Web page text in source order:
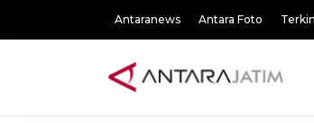
Antaranews Antara Foto